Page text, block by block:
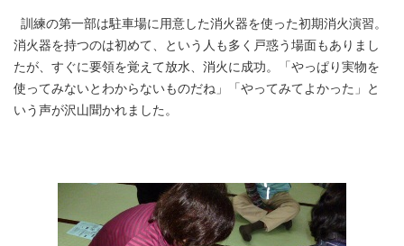
訓練の第一部は駐車場に用意した消火器を使った初期消火演習。
消火器を持つのは初めて、という人も多く戸惑う場面もありまし
たが、すぐに要領を覚えて放水、消火に成功。「やっぱり実物を
使ってみないとわからないものだね」「やってみてよかった」と
いう声が沢山聞かれました。